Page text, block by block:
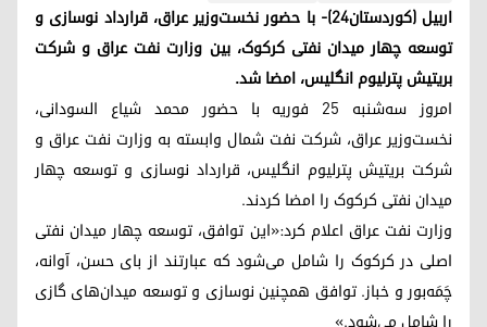
اربیل (کوردستان٢٤)- با حضور نخست‌وزیر عراق، قرارداد نوسازی و
توسعه چهار میدان نفتی کرکوک، بین وزارت نفت عراق و شرکت
بریتیش ‌پترلیوم انگلیس، امضا شد.
امروز سه‌شنبه ۲۵ فوریه با حضور محمد شیاع‌ السودانی،
نخست‌وزیر عراق، شرکت نفت شمال وابسته به وزارت نفت عراق و
شرکت بریتیش ‌پترلیوم انگلیس، قرارداد نوسازی و توسعه چهار
میدان نفتی کرکوک را امضا کردند.
وزارت نفت عراق اعلام کرد:«این توافق، توسعه چهار میدان نفتی
اصلی در کرکوک را شامل می‌شود که عبارتند از بای حسن، آوانه،
چَمَه‌بور و خباز. توافق همچنین نوسازی و توسعه میدان‌های گازی